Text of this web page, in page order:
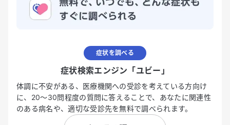
症状を調べる
症状検索エンジン「ユビー」
体調に不安がある、医療機関への受診を考えている方向け
に、20〜30問程度の質問に答えることで、あなたに関連性
のある病名や、適切な受診先を無料で調べられます。